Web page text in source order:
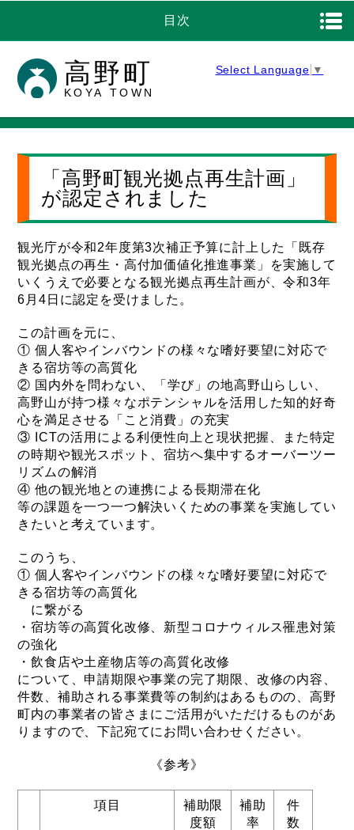
高野町
KOYA TOWN
Select Language ▼
目次
「高野町観光拠点再生計画」
が認定されました
観光庁が令和2年度第3次補正予算に計上した「既存
観光拠点の再生・高付加価値化推進事業」を実施して
いくうえで必要となる観光拠点再生計画が、令和3年
6月4日に認定を受けました。
この計画を元に、
① 個人客やインバウンドの様々な嗜好要望に対応で
きる宿坊等の高質化
② 国内外を問わない、「学び」の地高野山らしい、
高野山が持つ様々なポテンシャルを活用した知的好奇
心を満足させる「こと消費」の充実
③ ICTの活用による利便性向上と現状把握、また特定
の時期や観光スポット、宿坊へ集中するオーバーツー
リズムの解消
④ 他の観光地との連携による長期滞在化
等の課題を一つ一つ解決いくための事業を実施してい
きたいと考えています。
このうち、
① 個人客やインバウンドの様々な嗜好要望に対応で
きる宿坊等の高質化
に繋がる
・宿坊等の高質化改修、新型コロナウィルス罹患対策
の強化
・飲食店や土産物店等の高質化改修
について、申請期限や事業の完了期限、改修の内容、
件数、補助される事業費等の制約はあるものの、高野
町内の事業者の皆さまにご活用がいただけるものがあ
りますので、下記宛てにお問い合わせください。
《参考》
項目
補助限
度額
補助
率
件
数